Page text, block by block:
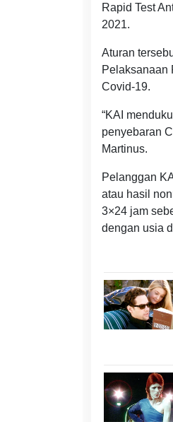
Rapid Test
2021.
Aturan
Pelaksanaan
Covid-19.
“KAI
penyebaran
Martinus.
Pelanggan
atau hasil
3×24 jam
dengan usia